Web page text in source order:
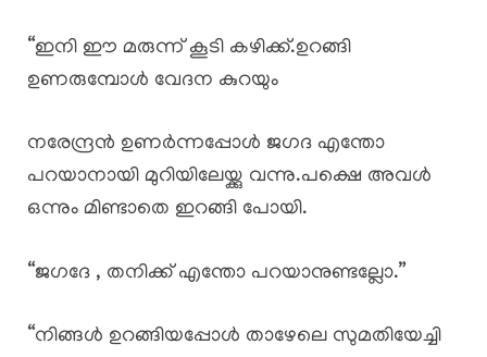
“ഇനി ഈ മരുന്ന് കൂടി കഴിക്ക്.ഉറങ്ങി
ഉണരുമ്പോൾ വേദന കുറയും
നരേന്ദ്രൻ ഉണർന്നപ്പോൾ ജഗദ എന്തോ
പറയാനായി മുറിയിലേയ്ക്കു വന്നു.പക്ഷെ അവൾ
ഒന്നും മിണ്ടാതെ ഇറങ്ങി പോയി.
“ജഗദേ , തനിക്ക് എന്തോ പറയാനുണ്ടല്ലോ.”
“നിങ്ങൾ ഉറങ്ങിയപ്പോൾ താഴേലെ സുമതിയേച്ചി